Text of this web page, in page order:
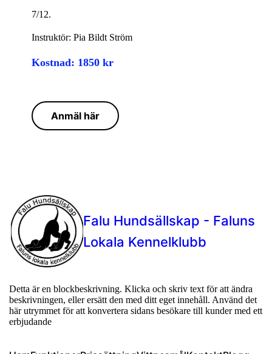
7/12.
Instruktör: Pia Bildt Ström
Kostnad: 1850 kr
Anmäl här
Falu Hundsällskap - Faluns
Lokala Kennelklubb
Detta är en blockbeskrivning. Klicka och skriv text för att ändra
beskrivningen, eller ersätt den med ditt eget innehåll. Använd det
här utrymmet för att konvertera sidans besökare till kunder med ett
erbjudande